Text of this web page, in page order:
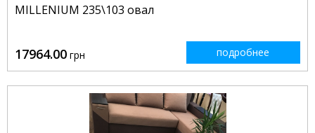
MILLENIUM 235\103 овал
17964.00 грн подробнее